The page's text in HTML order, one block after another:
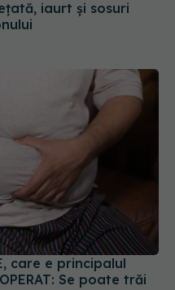
iaurt și sosuri
care e principalul
Se poate trăi